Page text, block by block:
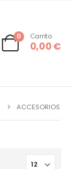
0 Carrito
0,00€
ACCESORIOS